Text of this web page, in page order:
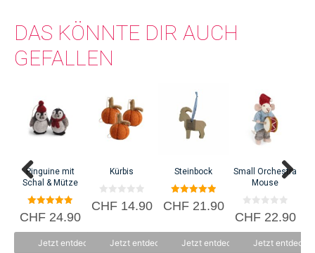
DAS KÖNNTE DIR AUCH
GEFALLEN
Pinguine mit
Schal & Mütze
5.00
von 5
CHF24.90
Jetzt entdecken
Kürbis
0
v
CHF14.90
Jetzt entdecken
Steinbock
5.00
von 5
CHF21.90
Jetzt entdecken
Small Orchestra
Mouse
0
v
CHF22.90
Jetzt